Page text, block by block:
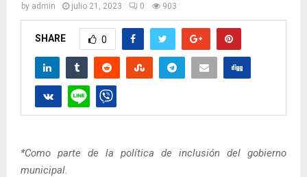
by admin julio 21, 2023 0 903
SHARE 0
*Como parte de la política de inclusión del gobierno
municipal.